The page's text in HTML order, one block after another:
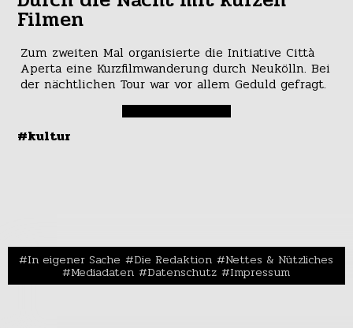
Filmen
Zum zweiten Mal organisierte die Initiative Città
Aperta eine Kurzfilmwanderung durch Neukölln. Bei
der nächtlichen Tour war vor allem Geduld gefragt.
#kultur
In eigener Sache Die Redaktion Nettes & Nützliches
Mediadaten Datenschutz Impressum